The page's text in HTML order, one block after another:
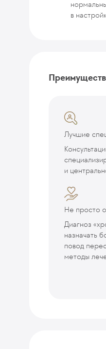
в
Лучшие
и
Не просто
Диагноз
назначать
повод
методы